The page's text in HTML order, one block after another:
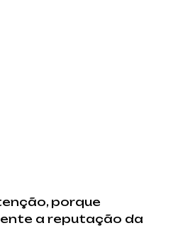
porque
a reputação da